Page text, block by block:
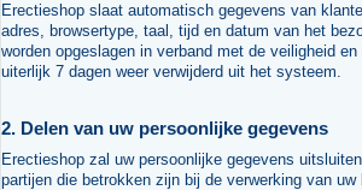
Erectieshop slaat automatisch gegevens van
adres, browsertype, taal, tijd en datum van het
worden opgeslagen in verband met de veiligheid
uiterlijk 7 dagen weer verwijderd uit het systeem.
2. Delen van uw persoonlijke gegevens
Erectieshop zal uw persoonlijke gegevens
partijen die betrokken zijn bij de verwerking van uw